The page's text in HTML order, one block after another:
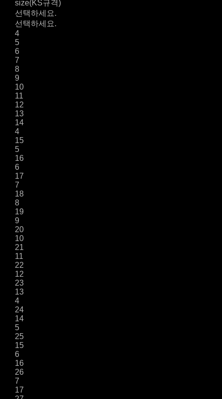
size(KS규격)
선택하세요.
선택하세요.
4
5
6
7
8
9
10
11
12
13
14
4
15
5
16
6
17
7
18
8
19
9
20
10
21
11
22
12
23
13
4
24
14
5
25
15
6
16
26
7
17